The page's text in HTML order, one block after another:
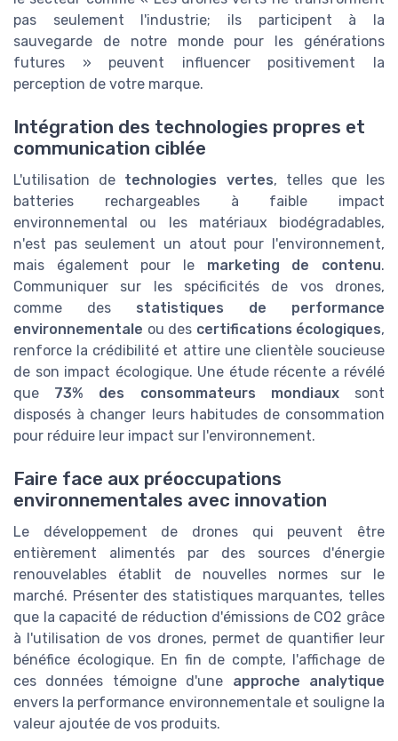
pas seulement l'industrie; ils participent à la
sauvegarde de notre monde pour les générations
futures » peuvent influencer positivement la
perception de votre marque.
Intégration des technologies propres et
communication ciblée
L'utilisation de technologies vertes, telles que les
batteries rechargeables à faible impact
environnemental ou les matériaux biodégradables,
n'est pas seulement un atout pour l'environnement,
mais également pour le marketing de contenu.
Communiquer sur les spécificités de vos drones,
comme des statistiques de performance
environnementale ou des certifications écologiques,
renforce la crédibilité et attire une clientèle soucieuse
de son impact écologique. Une étude récente a révélé
que 73% des consommateurs mondiauxsont
disposés à changer leurs habitudes de consommation
pour réduire leur impact sur l'environnement.
Faire face aux préoccupations
environnementales avec innovation
Le développement de drones qui peuvent être
entièrement alimentés par des sources d'énergie
renouvelables établit de nouvelles normes sur le
marché. Présenter des statistiques marquantes, telles
que la capacité de réduction d'émissions de CO2 grâce
à l'utilisation de vos drones, permet de quantifier leur
bénéfice écologique. En fin de compte, l'affichage de
ces données témoigne d'une approche analytique
envers la performance environnementale et souligne la
valeur ajoutée de vos produits.